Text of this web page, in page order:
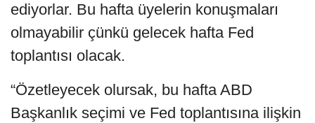
ediyorlar. Bu hafta üyelerin konuşmaları
olmayabilir çünkü gelecek hafta Fed
toplantısı olacak.
“Özetleyecek olursak, bu hafta ABD
Başkanlık seçimi ve Fed toplantısına ilişkin